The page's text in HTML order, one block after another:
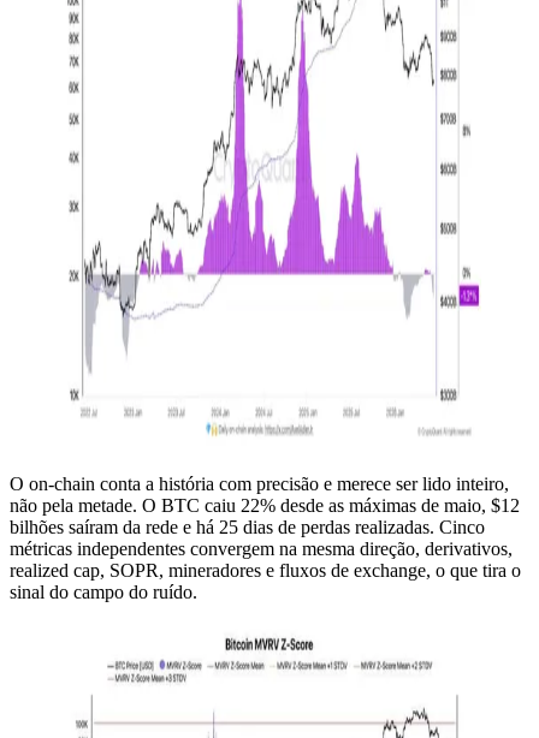
O on-chain conta a história com precisão e merece ser lido inteiro,
não pela metade. O BTC caiu 22% desde as máximas de maio, $12
bilhões saíram da rede e há 25 dias de perdas realizadas. Cinco
métricas independentes convergem na mesma direção, derivativos,
realized cap, SOPR, mineradores e fluxos de exchange, o que tira o
sinal do campo do ruído.